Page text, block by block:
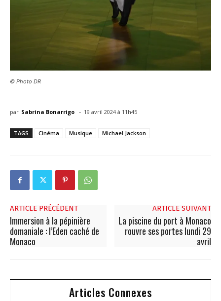
© Photo DR
par Sabrina Bonarrigo - 19 avril 2024 à 11h45
TAGS Cinéma Musique Michael Jackson
ARTICLE PRÉCÉDENT
Immersion à la pépinière
domaniale : l’Eden caché de
Monaco
ARTICLE SUIVANT
La piscine du port à Monaco
rouvre ses portes lundi 29
avril
Articles Connexes